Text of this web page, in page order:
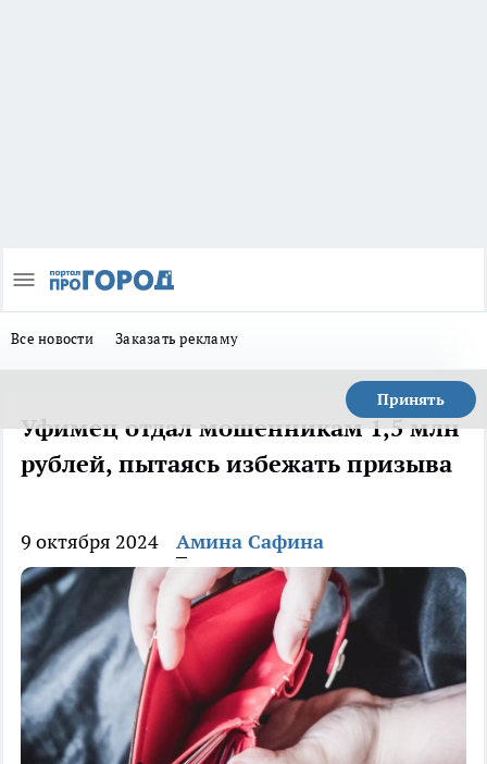
Все новости Заказать рекламу
Принять
Уфимец отдал мошенникам 1,5 млн
рублей, пытаясь избежать призыва
9 октября 2024 Амина Сафина